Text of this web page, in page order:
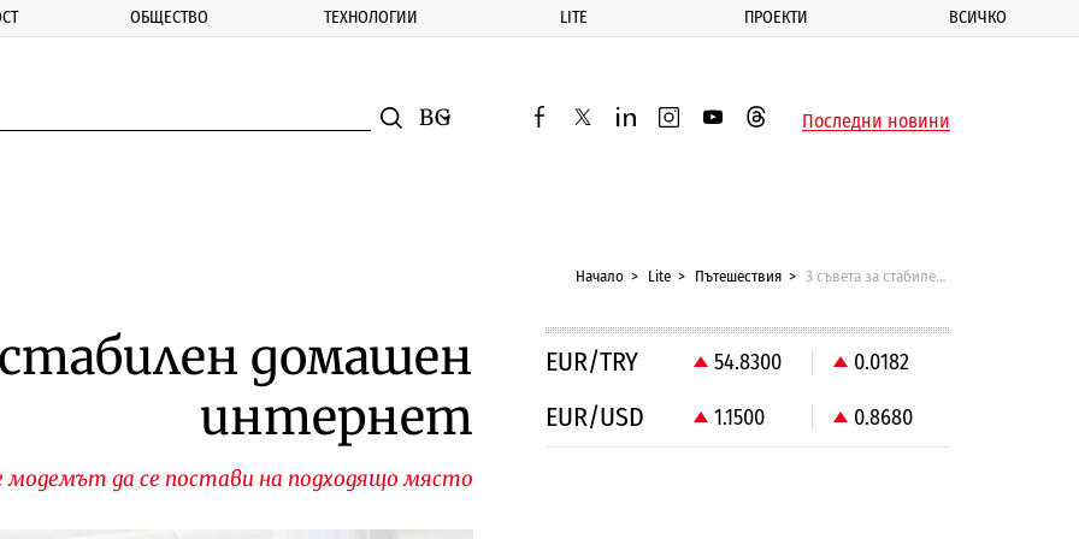
ОБЩЕСТВО ТЕХНОЛОГИИ LITE ПРОЕКТИ ВСИЧКО
Смяна на език
facebooktwitterlinkedininstagram
youtubethreadsПоследни новини
Начало Lite Пътешествия 3 съвета за стабилен домашен интернет
домашен
интернет
да се постави на подходящо място
EUR/TRY 54.8300 0.0182
EUR/USD 1.1500 0.8680